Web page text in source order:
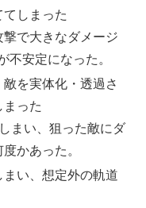
しまった
で大きなダメージ
不安定になった。
を実体化・透過さ
った
まい、狙った敵にダ
かあった。
い、想定外の軌道